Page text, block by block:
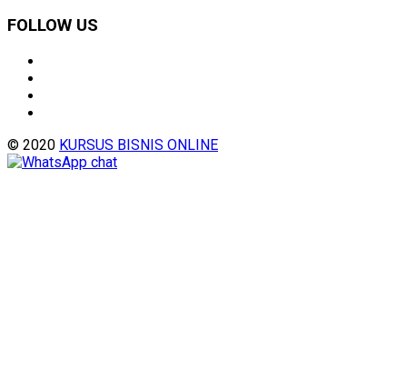
FOLLOW US
© 2020 KURSUS BISNIS ONLINE